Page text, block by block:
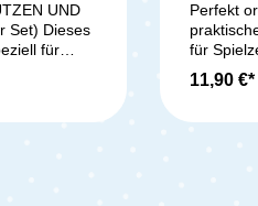
(3er
UND
Set) Dieses
für
Perfekt
für
und
griffbereit
11,90 €*